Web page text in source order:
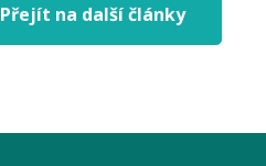
Přejít na další články